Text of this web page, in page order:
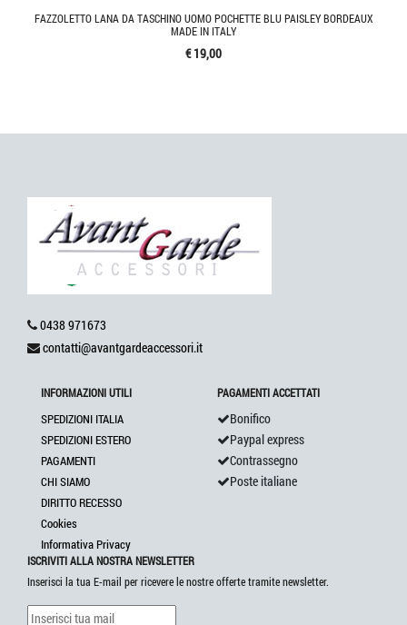
FAZZOLETTO LANA DA TASCHINO UOMO POCHETTE BLU PAISLEY BORDEAUX
MADE IN ITALY
€ 19,00
0438 971673
contatti@avantgardeaccessori.it
INFORMAZIONI UTILI
SPEDIZIONI ITALIA
SPEDIZIONI ESTERO
PAGAMENTI
CHI SIAMO
DIRITTO RECESSO
Cookies
Informativa Privacy
PAGAMENTI ACCETTATI
Bonifico
Paypal express
Contrassegno
Poste italiane
ISCRIVITI ALLA NOSTRA NEWSLETTER
Inserisci la tua E-mail per ricevere le nostre offerte tramite newsletter.